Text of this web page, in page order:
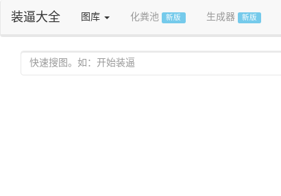
装逼大全 图库 化粪池 新版 生成器 新版